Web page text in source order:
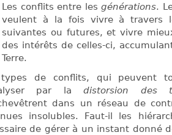
Les conflits entre les générations.
veulent à la fois vivre à travers
suivantes ou futures, et vivre
des intérêts de celles-ci,
Terre.
de conflits, qui peuvent
par ladistorsion des
dans un réseau de
insolubles. Faut-il les
de gérer à un instant donné